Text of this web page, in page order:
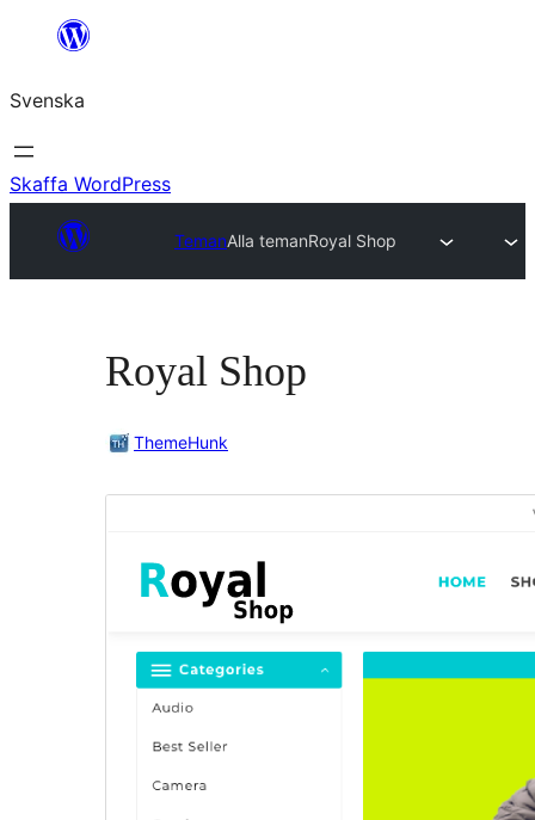
Hoppa
innehåll
Svenska
Skaffa WordPress
TemanAlla temanRoyal Shop
Royal Shop
ThemeHunk